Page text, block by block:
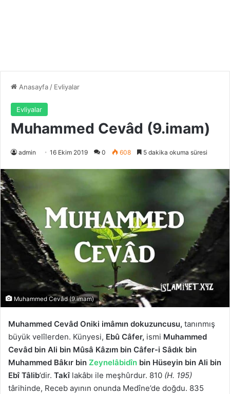
Anasayfa/ Evliyalar
Evliyalar
Muhammed Cevâd (9.imam)
admin 16 Ekim 2019 0 608 5 dakika okuma süresi
Muhammed Cevâd (9.imam)
Muhammed Cevâd Oniki imâmın dokuzuncusu, tanınmış
büyük velîlerden. Künyesi, Ebû Câfer, ismi Muhammed
Cevâd bin Ali bin Mûsâ Kâzım bin Câfer-i Sâdık bin
Muhammed Bâkır bin Zeynelâbidîn bin Hüseyin bin Ali bin
Ebî Tâlib’dir. Takîlakâbı ile meşhûrdur. 810 (H. 195)
târihinde, Receb ayının onunda Medîne’de doğdu. 835